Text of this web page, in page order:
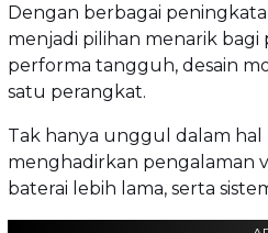
Dengan berbagai
menjadi pilihan menarik
performa tangguh, desain
satu perangkat.
Tak hanya unggul dalam
menghadirkan pengalaman
baterai lebih lama, serta